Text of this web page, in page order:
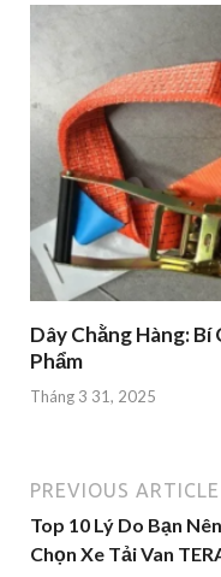
Dây Chằng Hàng:
Phẩm
Tháng 3 31, 2025
PREVIOUS ARTICLE
Top 10 Lý Do Bạn Nên
Chọn Xe Tải Van